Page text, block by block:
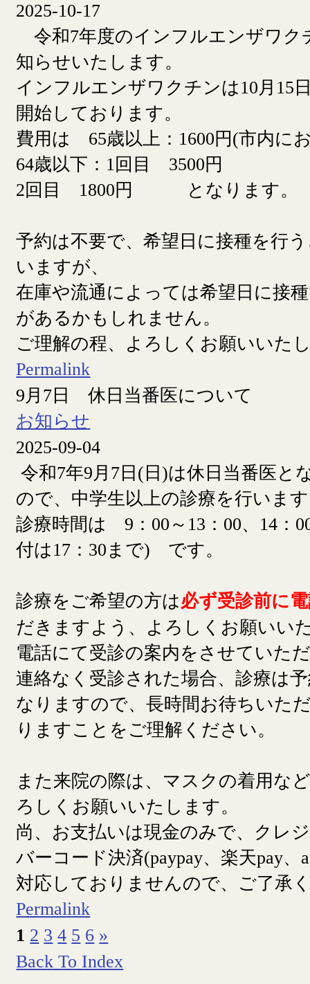
2025-10-17
令和7年度のインフルエンザワク
知らせいたします。
インフルエンザワクチンは10月15
開始しております。
費用は 65歳以上：1600円(市内に
64歳以下：1回目 3500円
2回目 1800円 となります。
予約は不要で、希望日に接種を行
いますが、
在庫や流通によっては希望日に接
があるかもしれません。
ご理解の程、よろしくお願いいた
Permalink
9月7日 休日当番医について
お知らせ
2025-09-04
令和7年9月7日(日)は休日当番医と
ので、中学生以上の診療を行います
診療時間は 9：00～13：00、14：
付は17：30まで) です。
診療をご希望の方は必ず受診前に
だきますよう、よろしくお願いい
電話にて受診の案内をさせていた
連絡なく受診された場合、診療は
なりますので、長時間お待ちいた
りますことをご理解ください。
また来院の際は、マスクの着用な
ろしくお願いいたします。
尚、お支払いは現金のみで、クレ
バーコード決済(paypay、楽天pay、
対応しておりませんので、ご了承
Permalink
1 2 3 4 5 6 »
Back To Index